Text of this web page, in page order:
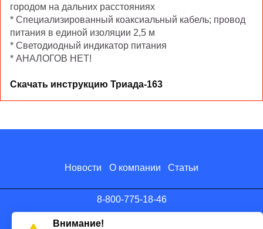
городом на дальних расстояниях
* Специализированный коаксиальный кабель; провод
питания в единой изоляции 2,5 м
* Светодиодный индикатор питания
* АНАЛОГОВ НЕТ!
Скачать инструкцию Триада-163
Новости О компании Статьи
8-800-775-18-46
info@antenna.ru
Внимание!